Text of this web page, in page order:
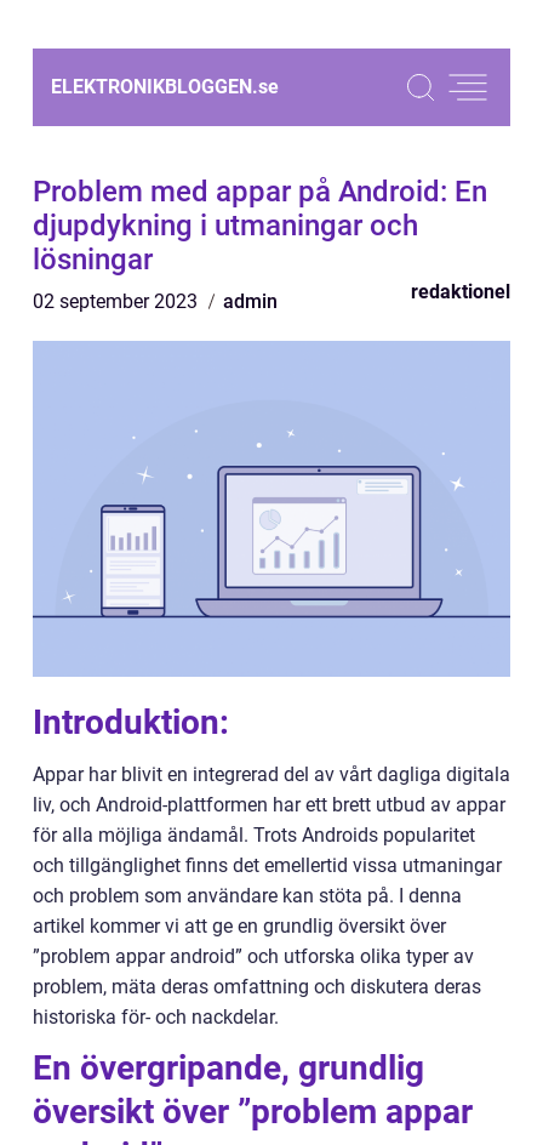
ELEKTRONIKBLOGGEN.se
Problem med appar på Android: En
djupdykning i utmaningar och
lösningar
02 september 2023 admin redaktionel
Introduktion:
Appar har blivit en integrerad del av vårt dagliga digitala
liv, och Android-plattformen har ett brett utbud av appar
för alla möjliga ändamål. Trots Androids popularitet
och tillgänglighet finns det emellertid vissa utmaningar
och problem som användare kan stöta på. I denna
artikel kommer vi att ge en grundlig översikt över
”problem appar android” och utforska olika typer av
problem, mäta deras omfattning och diskutera deras
historiska för- och nackdelar.
En övergripande, grundlig
översikt över ”problem appar